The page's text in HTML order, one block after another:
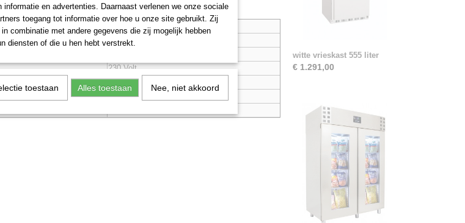
meer foto details.
x h)
600 x 585 x 1850 mm
510 x 485 x 1620 mm
230 Volt
198 Watt
-18°C.
witte vrieskast 555 liter
€ 1.291,00
en advertenties. Daarnaast verlenen we onze sociale
toegang tot informatie over hoe u onze site gebruikt. Zij
combinatie met andere gegevens die zij mogelijk hebben
diensten of die u hen hebt verstrekt.
toestaan Alles toestaan Nee, niet akkoord